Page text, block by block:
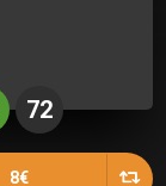
72
8€